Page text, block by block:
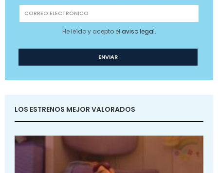
He leído y acepto el aviso legal.
LOS ESTRENOS MEJOR VALORADOS